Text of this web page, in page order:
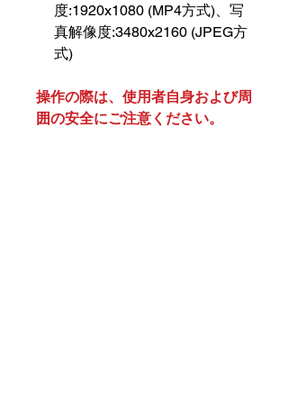
度:1920x1080 (MP4方式)、写
真解像度:3480x2160 (JPEG方
式)
操作の際は、使用者自身および周
囲の安全にご注意ください。